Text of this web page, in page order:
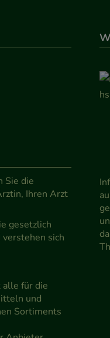
Sie die
Ihren Arzt
gesetzlich
sich
für die
und
Sortiments